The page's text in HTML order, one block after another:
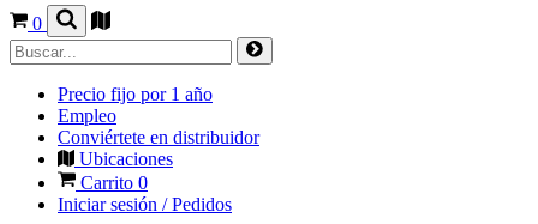
0
Precio fijo por 1 año
Empleo
Conviértete en distribuidor
Ubicaciones
Carrito 0
Iniciar sesión / Pedidos